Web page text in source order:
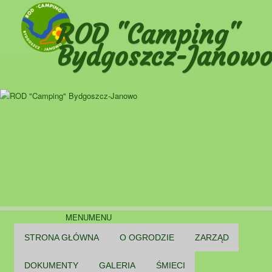
Przeskocz
tekstu
ROD "Camping"
Bydgoszcz-
MENUMENU
STRONA GŁÓWNA O OGRODZIE ZARZĄD
DOKUMENTY GALERIA ŚMIECI